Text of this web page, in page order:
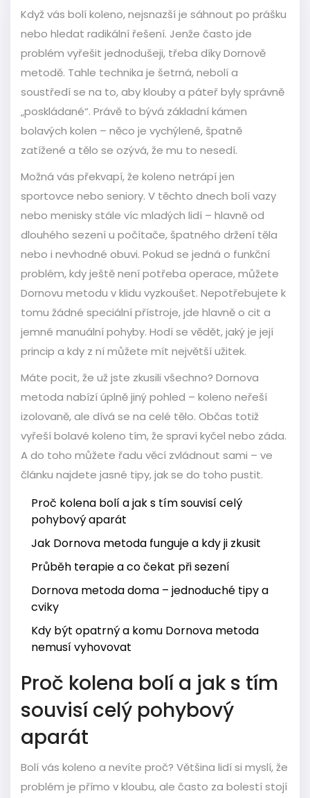
Když vás bolí koleno, nejsnazší je sáhnout po prášku
nebo hledat radikální řešení. Jenže často jde
problém vyřešit jednodušeji, třeba díky Dornově
metodě. Tahle technika je šetrná, nebolí a
soustředí se na to, aby klouby a páteř byly správně
„poskládané“. Právě to bývá základní kámen
bolavých kolen – něco je vychýlené, špatně
zatížené a tělo se ozývá, že mu to nesedí.
Možná vás překvapí, že koleno netrápí jen
sportovce nebo seniory. V těchto dnech bolí vazy
nebo menisky stále víc mladých lidí – hlavně od
dlouhého sezení u počítače, špatného držení těla
nebo i nevhodné obuvi. Pokud se jedná o funkční
problém, kdy ještě není potřeba operace, můžete
Dornovu metodu v klidu vyzkoušet. Nepotřebujete k
tomu žádné speciální přístroje, jde hlavně o cit a
jemné manuální pohyby. Hodí se vědět, jaký je její
princip a kdy z ní můžete mít největší užitek.
Máte pocit, že už jste zkusili všechno? Dornova
metoda nabízí úplně jiný pohled – koleno neřeší
izolovaně, ale dívá se na celé tělo. Občas totiž
vyřeší bolavé koleno tím, že spraví kyčel nebo záda.
A do toho můžete řadu věcí zvládnout sami – ve
článku najdete jasné tipy, jak se do toho pustit.
Proč kolena bolí a jak s tím souvisí celý
pohybový aparát
Jak Dornova metoda funguje a kdy ji zkusit
Průběh terapie a co čekat při sezení
Dornova metoda doma – jednoduché tipy a
cviky
Kdy být opatrný a komu Dornova metoda
nemusí vyhovovat
Proč kolena bolí a jak s tím
souvisí celý pohybový
aparát
Bolí vás koleno a nevíte proč? Většina lidí si myslí, že
problém je přímo v kloubu, ale často za bolestí stojí